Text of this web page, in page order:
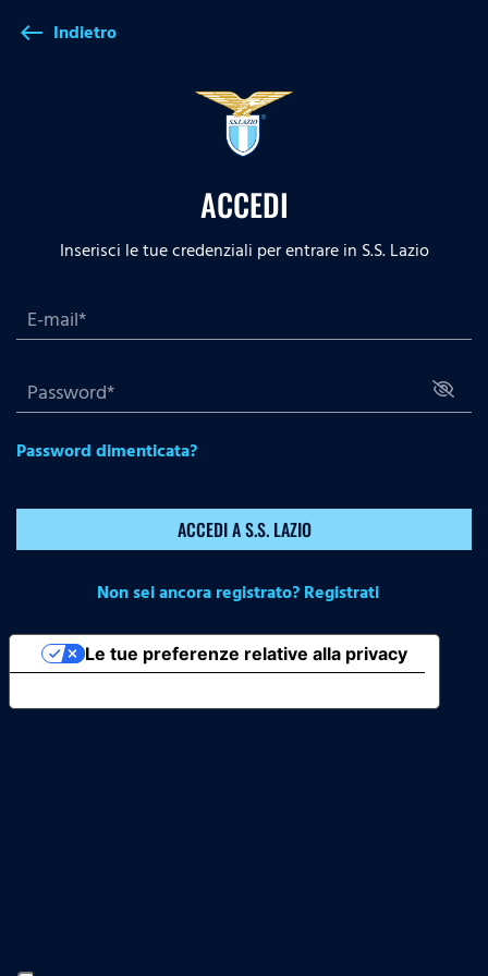
west Indietro
ACCEDI
Inserisci le tue credenziali per entrare in S.S. Lazio
Password dimenticata?
ACCEDI A S.S. LAZIO
Non sei ancora registrato? Registrati
Le tue preferenze relative alla privacy